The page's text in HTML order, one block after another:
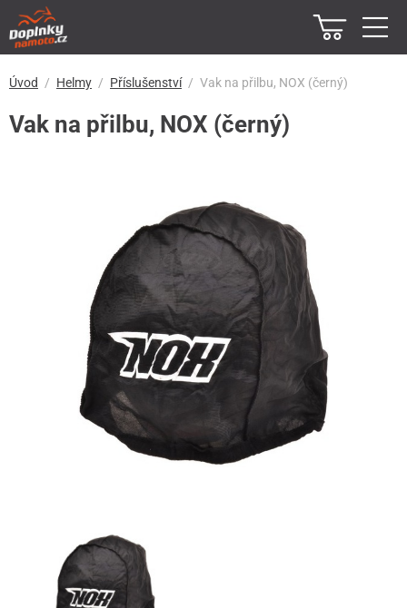
Úvod Helmy Příslušenství Vak na přilbu, NOX (černý)
Vak na přilbu, NOX (černý)